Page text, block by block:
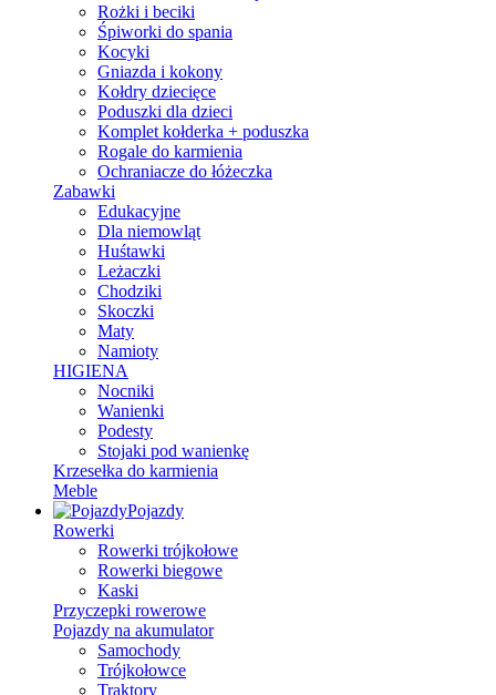
Rożki i beciki
Śpiworki do spania
Kocyki
Gniazda i kokony
Kołdry dziecięce
Poduszki dla dzieci
Komplet kołderka + poduszka
Rogale do karmienia
Ochraniacze do łóżeczka
Zabawki
Edukacyjne
Dla niemowląt
Huśtawki
Leżaczki
Chodziki
Skoczki
Maty
Namioty
HIGIENA
Nocniki
Wanienki
Podesty
Stojaki pod wanienkę
Krzesełka do karmienia
Meble
Pojazdy
Rowerki
Rowerki trójkołowe
Rowerki biegowe
Kaski
Przyczepki rowerowe
Pojazdy na akumulator
Samochody
Trójkołowce
Traktory